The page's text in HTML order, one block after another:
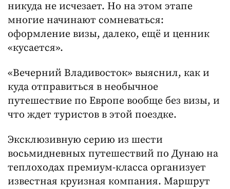
никуда не исчезает. Но на этом этапе
многие начинают сомневаться:
оформление визы, далеко, ещё и ценник
«кусается».
«Вечерний Владивосток» выяснил, как и
куда отправиться в необычное
путешествие по Европе вообще без визы, и
что ждет туристов в этой поездке.
Эксклюзивную серию из шести
восьмидневных путешествий по Дунаю на
теплоходах премиум-класса организует
известная круизная компания. Маршрут